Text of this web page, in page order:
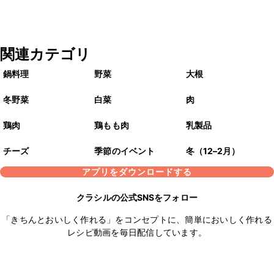
関連カテゴリ
鍋料理 野菜 大根
冬野菜 白菜 肉
鶏肉 鶏もも肉 乳製品
チーズ 季節のイベント
冬（12–2月）
アプリをダウンロードする
クラシルの公式SNSをフォロー
「きちんとおいしく作れる」をコンセプトに、簡単においしく作れる
レシピ動画を毎日配信しています。